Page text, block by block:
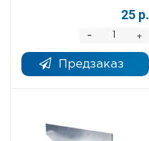
25 р.
+
-
Предзаказ